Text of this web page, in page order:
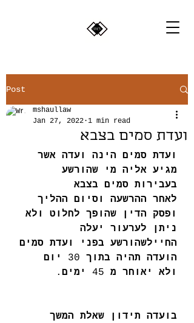
Post
ועדת סמים בצבא
mshaullaw
Jan 27, 2022 1 min read
ועדת סמים הינה ועדה אשר
מגיע אליה מי שהורשע
בעבירות סמים בצבא
לאחר ההרשעה וסיום ההליך
ופסק הדין שהופך לחלוט ולא
ניתן לערעור יעלה
החיילשהורשע בפני ועדת סמים
הועדה תהיה בתוך
יום
ולא יאוחר
מ ימים .
בועדה תידון שאלת המשך